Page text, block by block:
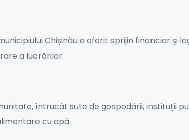
Chișinău a oferit sprijin financiar și
a lucrărilor.
întrucât sute de gospodării, instituții
cu apă.